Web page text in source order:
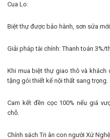
Cua Lo:
Biệt thự được bảo hành, sơn sửa
Giải pháp tài chính: Thanh toán 3%/
Khi mua biệt thự giao thô và khách
tặng gói thiết kế nội thất sang trọng.
Cam kết đền cọc 100% nếu giá
chỗ.
Chính sách Tri ân con người Xứ